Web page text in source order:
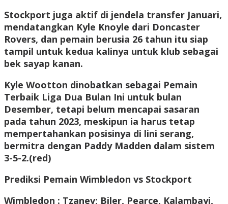
Stockport juga aktif di jendela transfer Januari,
mendatangkan Kyle Knoyle dari Doncaster
Rovers, dan pemain berusia 26 tahun itu siap
tampil untuk kedua kalinya untuk klub sebagai
bek sayap kanan.
Kyle Wootton dinobatkan sebagai Pemain
Terbaik Liga Dua Bulan Ini untuk bulan
Desember, tetapi belum mencapai sasaran
pada tahun 2023, meskipun ia harus tetap
mempertahankan posisinya di lini serang,
bermitra dengan Paddy Madden dalam sistem
3-5-2.(red)
Prediksi Pemain Wimbledon vs Stockport
Wimbledon : Tzanev; Biler, Pearce, Kalambayi,